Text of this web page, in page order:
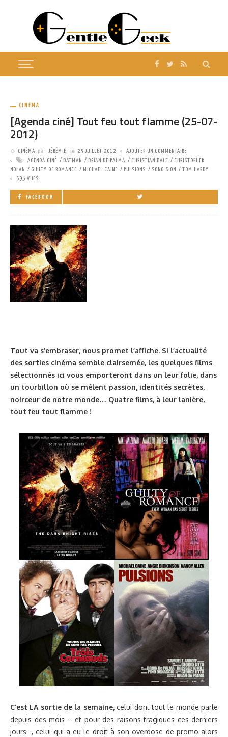
CINÉMA
[Agenda ciné] Tout feu tout flamme (25-07-
2012)
CINÉMA par JÉRÉMIE le 25 JUILLET 2012
AJOUTER UN COMMENTAIRE
AGENDA CINÉ
BATMAN BRIAN DE PALMA CHRISTIAN BALE
CHRISTOPHER
NOLAN
GUILTY OF ROMANCE MICHAEL CAINE PULSIONS SONO SION
TOM HARDY
695 VUES
FACEBOOK
Tout va s’embraser, nous promet l’affiche. Si l’actualité
des sorties cinéma semble clairsemée, les quelques films
sélectionnés ici vous emporteront dans un leur folie, dans
un tourbillon où se mêlent passion, identités secrètes,
noirceur de notre monde… Quatre films, à leur lanière,
tout feu tout flamme !
C’est LA sortie de la semaine,celui dont tout le monde parle
depuis des mois – et pour des raisons tragiques ces derniers
jours -, celui qui a eu le droit à son overdose de promo alors